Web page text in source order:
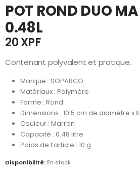
POT ROND DUO
0.48L
20XPF
Contenant polyvalent et pratique.
Marque : SOPARCO
Matériaux : Polymère
Forme : Rond
Dimensions : 10.5 cm de diamètre x
Couleur : Marron
Capacité : 0.48 litre
Poids de l’article : 10 g
Disponibilité: En stock